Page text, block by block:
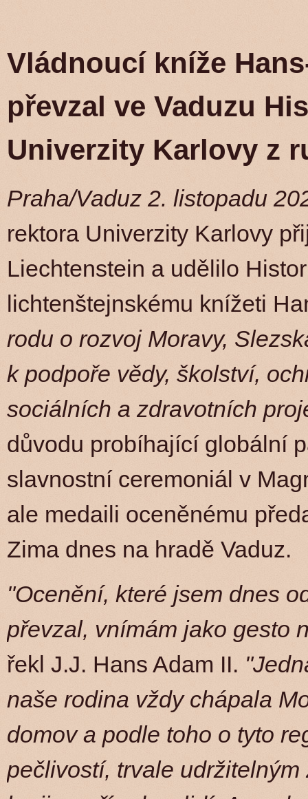
Vládnoucí kníže
převzal ve Vaduzu
Univerzity Karlovy z
Praha/Vaduz 2. listopadu
rektora Univerzity Karlovy
Liechtenstein a udělilo
lichtenštejnskému knížeti
rodu o rozvoj Moravy,
k podpoře vědy, školství,
sociálních a zdravotních
důvodu probíhající globální
slavnostní ceremoniál v
ale medaili oceněnému
Zima dnes na hradě Vaduz.
"Ocenění, které jsem dnes
převzal, vnímám jako gesto
řekl J.J. Hans Adam II.
naše rodina vždy chápala
domov a podle toho o tyto
pečlivostí, trvale